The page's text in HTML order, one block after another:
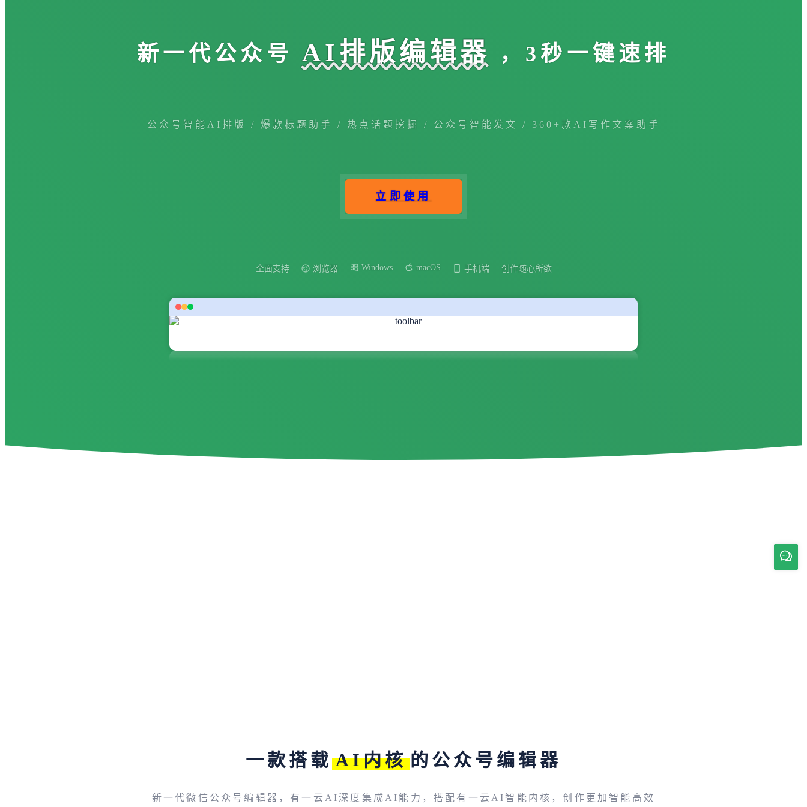
新一代公众号 AI排版编辑器 ，3秒一键速排
公众号智能AI排版 / 爆款标题助手 / 热点话题挖掘 / 公众号智能发文 / 360+款AI写作文案助手
立即使用
全面支持 浏览器 Windows macOS 手机端 创作随心所欲
一款搭载 AI内核 的公众号编辑器
新一代微信公众号编辑器，有一云AI深度集成AI能力，搭配有一云AI智能内核，创作更加智能高效